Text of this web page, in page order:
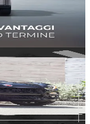
un mito
car, fiat